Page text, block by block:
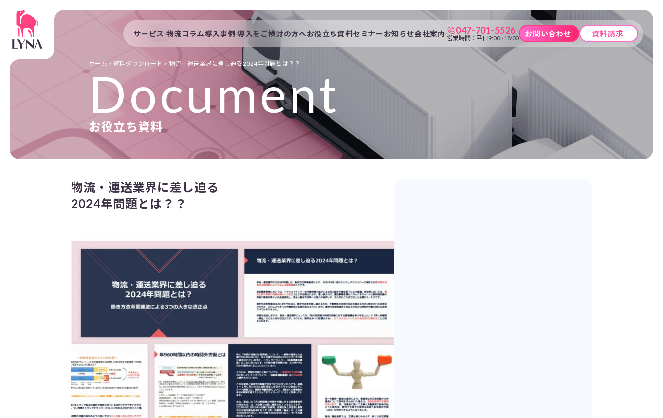
サービス
サービストップ
自動配車システム
DXプラットフォーム
発着管理オプション
訪問計画
物流拠点最適化
開発者向けサービス
物流コラム導入事例
導入事例
導入企業一覧
導入をご検討の方へお役立ち資料セミナーお知らせ会社案内
会社概要
047-701-5526
営業時間：平日9:00~18:00 お問い合わせ 資料請求
Document
お役立ち資料
ホーム > 資料ダウンロード > 物流・運送業界に差し迫る2024年問題とは？？
物流・運送業界に差し迫る
2024年問題とは？？